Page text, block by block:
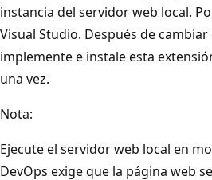
instancia del servidor web local.
Visual Studio. Después de
implemente e instale esta
una vez.
Nota:
Ejecute el servidor web local en
DevOps exige que la página web